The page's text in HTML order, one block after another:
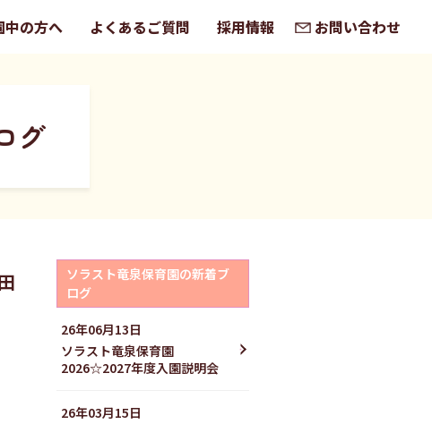
中の方へ よくあるご質問 採用情報 お問い合わせ
グ
ソラスト竜泉保育園の新着ブ
ログ
26年06月13日
ソラスト竜泉保育園
2026☆2027年度入園説明会
26年03月15日